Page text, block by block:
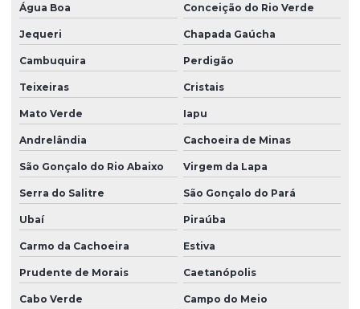
Água Boa Conceição do Rio Verde
Jequeri Chapada Gaúcha
Cambuquira Perdigão
Teixeiras Cristais
Mato Verde Iapu
Andrelândia Cachoeira de Minas
São Gonçalo do Rio Abaixo Virgem da Lapa
Serra do Salitre São Gonçalo do Pará
Ubaí Piraúba
Carmo da Cachoeira Estiva
Prudente de Morais Caetanópolis
Cabo Verde Campo do Meio